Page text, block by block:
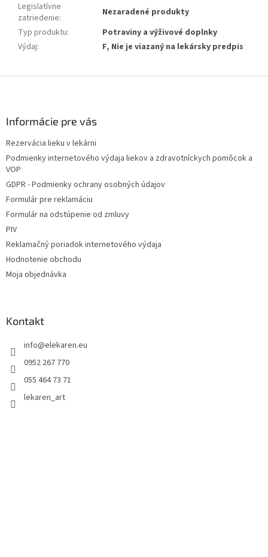
Legislatívne
zatriedenie:
Nezaradené produkty
Typ produktu:
Potraviny a výživové doplnky
Výdaj: F, Nie je viazaný na lekársky predpis
Informácie pre vás
Rezervácia lieku v lekárni
Podmienky internetového výdaja liekov a zdravotníckych pomôcok a
VOP
GDPR - Podmienky ochrany osobných údajov
Formulár pre reklamáciu
Formulár na odstúpenie od zmluvy
PIV
Reklamačný poriadok internetového výdaja
Hodnotenie obchodu
Moja objednávka
Kontakt
info@elekaren.eu
0952 267 770
055 464 73 71
lekaren_art